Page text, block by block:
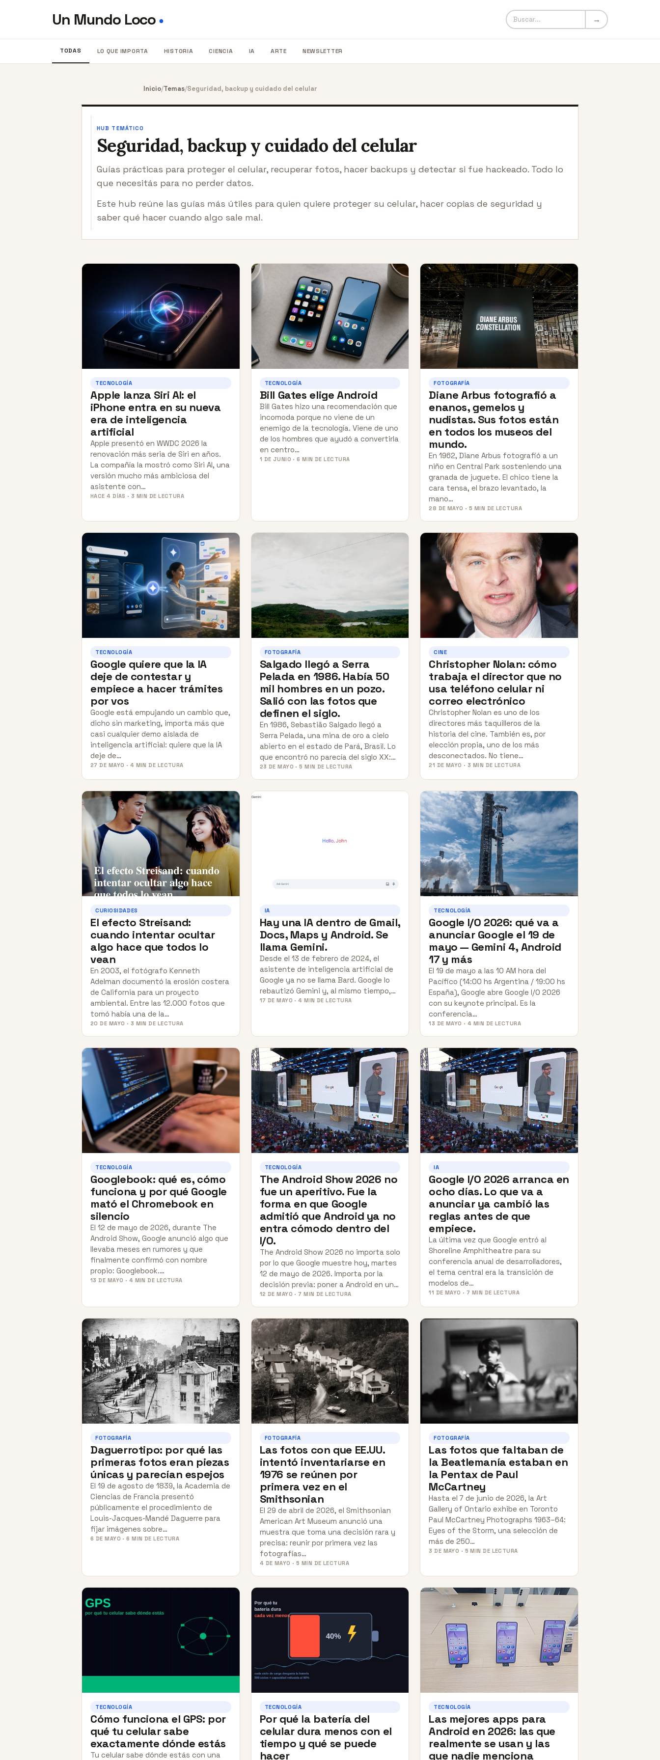
Un Mundo Loco ● Buscar en Un Mundo Loco→
TODAS LO QUE IMPORTA HISTORIA CIENCIA IA ARTE NEWSLETTER
Inicio/Temas/Seguridad, backup y cuidado del celular
HUB TEMÁTICO
Seguridad, backup y cuidado del celular
Guías prácticas para proteger el celular, recuperar fotos, hacer backups y detectar si fue hackeado. Todo lo
que necesitás para no perder datos.
Este hub reúne las guías más útiles para quien quiere proteger su celular, hacer copias de seguridad y
saber qué hacer cuando algo sale mal.
TECNOLOGÍA
Apple lanza Siri AI: el
iPhone entra en su nueva
era de inteligencia
artificial
Apple presentó en WWDC 2026 la
renovación más seria de Siri en años.
La compañía la mostró como Siri AI, una
versión mucho más ambiciosa del
asistente con…
HACE 4 DÍAS · 3 MIN DE LECTURA
TECNOLOGÍA
Bill Gates elige Android
Bill Gates hizo una recomendación que
incomoda porque no viene de un
enemigo de la tecnología. Viene de uno
de los hombres que ayudó a convertirla
en centro…
1 DE JUNIO · 6 MIN DE LECTURA
FOTOGRAFÍA
Diane Arbus fotografió a
enanos, gemelos y
nudistas. Sus fotos están
en todos los museos del
mundo.
En 1962, Diane Arbus fotografió a un
niño en Central Park sosteniendo una
granada de juguete. El chico tiene la
cara tensa, el brazo levantado, la
mano…
28 DE MAYO · 5 MIN DE LECTURA
TECNOLOGÍA
Google quiere que la IA
deje de contestar y
empiece a hacer trámites
por vos
Google está empujando un cambio que,
dicho sin marketing, importa más que
casi cualquier demo aislada de
inteligencia artificial: quiere que la IA
deje de…
27 DE MAYO · 4 MIN DE LECTURA
FOTOGRAFÍA
Salgado llegó a Serra
Pelada en 1986. Había 50
mil hombres en un pozo.
Salió con las fotos que
definen el siglo.
En 1986, Sebastião Salgado llegó a
Serra Pelada, una mina de oro a cielo
abierto en el estado de Pará, Brasil. Lo
que encontró no parecía del siglo XX:…
23 DE MAYO · 5 MIN DE LECTURA
CINE
Christopher Nolan: cómo
trabaja el director que no
usa teléfono celular ni
correo electrónico
Christopher Nolan es uno de los
directores más taquilleros de la
historia del cine. También es, por
elección propia, uno de los más
desconectados. No tiene…
21 DE MAYO · 3 MIN DE LECTURA
CURIOSIDADES
El efecto Streisand:
cuando intentar ocultar
algo hace que todos lo
vean
En 2003, el fotógrafo Kenneth
Adelman documentó la erosión costera
de California para un proyecto
ambiental. Entre las 12.000 fotos que
tomó había una de la…
20 DE MAYO · 3 MIN DE LECTURA
IA
Hay una IA dentro de Gmail,
Docs, Maps y Android. Se
llama Gemini.
Desde el 13 de febrero de 2024, el
asistente de inteligencia artificial de
Google ya no se llama Bard. Google lo
rebautizó Gemini y, al mismo tiempo,…
17 DE MAYO · 4 MIN DE LECTURA
TECNOLOGÍA
Google I/O 2026: qué va a
anunciar Google el 19 de
mayo — Gemini 4, Android
17 y más
El 19 de mayo a las 10 AM hora del
Pacífico (14:00 hs Argentina / 19:00 hs
España), Google abre Google I/O 2026
con su keynote principal. Es la
conferencia…
13 DE MAYO · 4 MIN DE LECTURA
TECNOLOGÍA
Googlebook: qué es, cómo
funciona y por qué Google
mató el Chromebook en
silencio
El 12 de mayo de 2026, durante The
Android Show, Google anunció algo que
llevaba meses en rumores y que
finalmente confirmó con nombre
propio: Googlebook.…
13 DE MAYO · 4 MIN DE LECTURA
TECNOLOGÍA
The Android Show 2026 no
fue un aperitivo. Fue la
forma en que Google
admitió que Android ya no
entra cómodo dentro del
I/O.
The Android Show 2026 no importa solo
por lo que Google muestre hoy, martes
12 de mayo de 2026. Importa por la
decisión previa: poner a Android en un…
12 DE MAYO · 7 MIN DE LECTURA
IA
Google I/O 2026 arranca en
ocho días. Lo que va a
anunciar ya cambió las
reglas antes de que
empiece.
La última vez que Google entró al
Shoreline Amphitheatre para su
conferencia anual de desarrolladores,
el tema central era la transición de
modelos de…
11 DE MAYO · 7 MIN DE LECTURA
FOTOGRAFÍA
Daguerrotipo: por qué las
primeras fotos eran piezas
únicas y parecían espejos
El 19 de agosto de 1839, la Academia de
Ciencias de Francia presentó
públicamente el procedimiento de
Louis-Jacques-Mandé Daguerre para
fijar imágenes sobre…
6 DE MAYO · 6 MIN DE LECTURA
FOTOGRAFÍA
Las fotos con que EE.UU.
intentó inventariarse en
1976 se reúnen por
primera vez en el
Smithsonian
El 29 de abril de 2026, el Smithsonian
American Art Museum anunció una
muestra que toma una decisión rara y
precisa: reunir por primera vez las
fotografías…
4 DE MAYO · 5 MIN DE LECTURA
FOTOGRAFÍA
Las fotos que faltaban de
la Beatlemanía estaban en
la Pentax de Paul
McCartney
Hasta el 7 de junio de 2026, la Art
Gallery of Ontario exhibe en Toronto
Paul McCartney Photographs 1963–64:
Eyes of the Storm, una selección de
más de 250…
3 DE MAYO · 5 MIN DE LECTURA
TECNOLOGÍA
Cómo funciona el GPS: por
qué tu celular sabe
exactamente dónde estás
Tu celular sabe dónde estás con una
TECNOLOGÍA
Por qué la batería del
celular dura menos con el
tiempo y qué se puede
hacer
TECNOLOGÍA
Las mejores apps para
Android en 2026: las que
realmente se usan y las
que nadie menciona